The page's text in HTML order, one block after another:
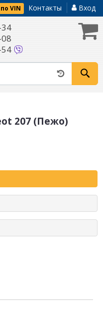
VIN Контакты Вход
207 (Пежо)